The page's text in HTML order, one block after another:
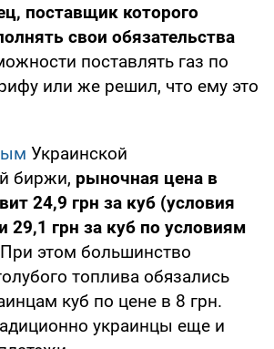
поставщик которого
свои обязательства
поставлять газ по
или же решил, что ему это
Украинской
биржи, рыночная цена в
24,9 грн за куб (условия
29,1 грн за куб по условиям
этом большинство
топлива обязались
куб по цене в 8 грн.
украинцы еще и